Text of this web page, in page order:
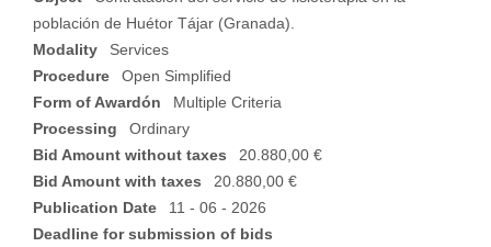
población de Huétor Tájar (Granada).
Modality
Services
Procedure
Open Simplified
Form of Awardón
Multiple Criteria
Processing
Ordinary
Bid Amount without taxes
20.880,00 €
Bid Amount with taxes
20.880,00 €
Publication Date
11 - 06 - 2026
Deadline for submission of bids